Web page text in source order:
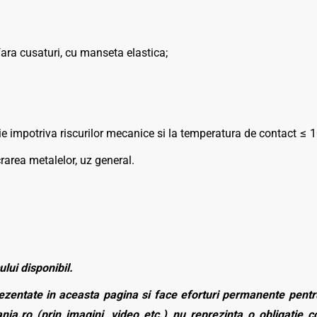
cusaturi, cu manseta elastica;
impotriva riscurilor mecanice si la temperatura de contact ≤
metalelor, uz general.
disponibil.
in aceasta pagina si face eforturi permanente